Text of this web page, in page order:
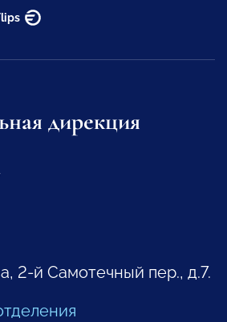
дирекция
2-й Самотечный пер., д.7.